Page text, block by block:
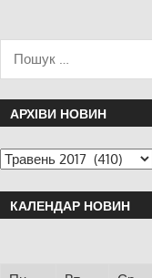
АРХІВИ НОВИН
КАЛЕНДАР НОВИН